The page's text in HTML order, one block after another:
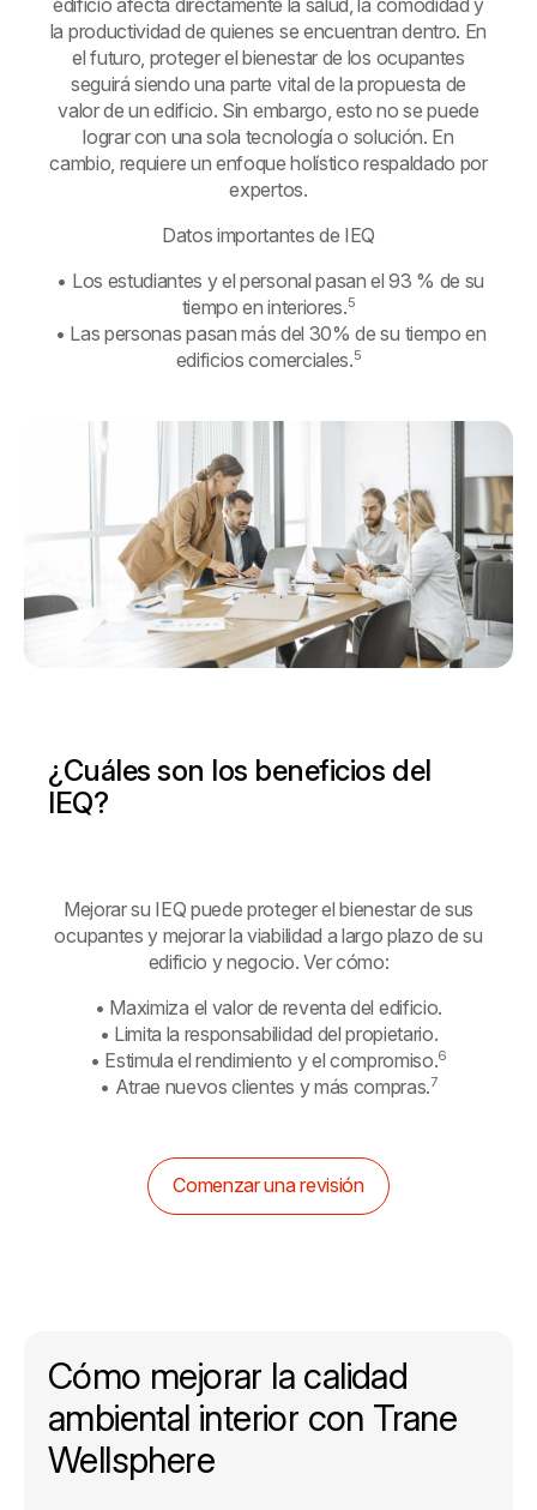
la productividad de quienes se encuentran dentro. En
el futuro, proteger el bienestar de los ocupantes
seguirá siendo una parte vital de la propuesta de
valor de un edificio. Sin embargo, esto no se puede
lograr con una sola tecnología o solución. En
cambio, requiere un enfoque holístico respaldado por
expertos.
Datos importantes de IEQ
• Los estudiantes y el personal pasan el 93 % de su
tiempo en interiores.5
• Las personas pasan más del 30% de su tiempo en
edificios comerciales.5
¿Cuáles son los beneficios del
IEQ?
Mejorar su IEQ puede proteger el bienestar de sus
ocupantes y mejorar la viabilidad a largo plazo de su
edificio y negocio. Ver cómo:
• Maximiza el valor de reventa del edificio.
• Limita la responsabilidad del propietario.
• Estimula el rendimiento y el compromiso.6
• Atrae nuevos clientes y más compras.7
Comenzar una revisión
Cómo mejorar la calidad
ambiental interior con Trane
Wellsphere